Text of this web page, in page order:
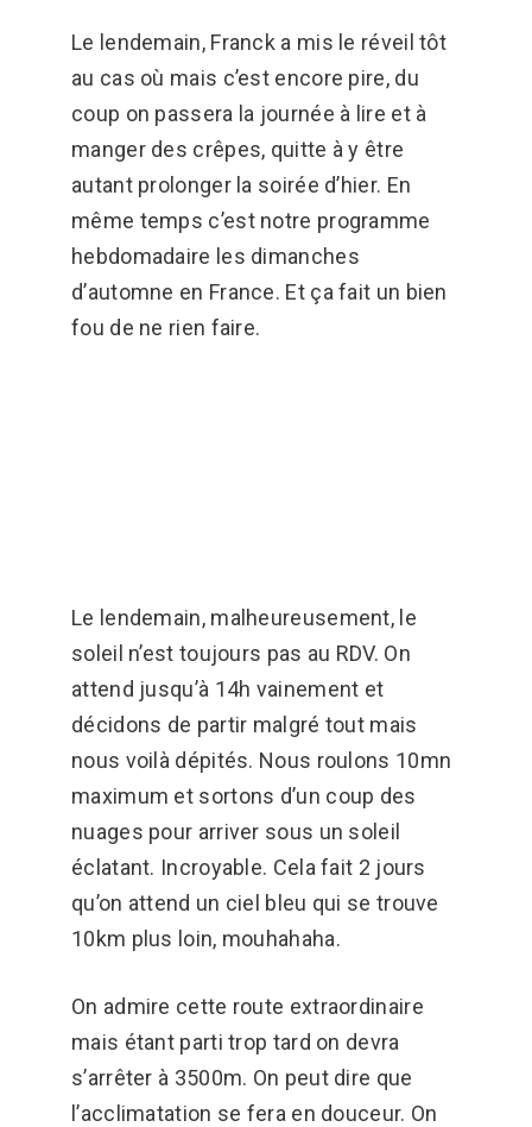
Le lendemain, Franck a mis le réveil tôt
au cas où mais c’est encore pire, du
coup on passera la journée à lire et à
manger des crêpes, quitte à y être
autant prolonger la soirée d’hier. En
même temps c’est notre programme
hebdomadaire les dimanches
d’automne en France. Et ça fait un bien
fou de ne rien faire.
Le lendemain, malheureusement, le
soleil n’est toujours pas au RDV. On
attend jusqu’à 14h vainement et
décidons de partir malgré tout mais
nous voilà dépités. Nous roulons 10mn
maximum et sortons d’un coup des
nuages pour arriver sous un soleil
éclatant. Incroyable. Cela fait 2 jours
qu’on attend un ciel bleu qui se trouve
10km plus loin, mouhahaha.
On admire cette route extraordinaire
mais étant parti trop tard on devra
s’arrêter à 3500m. On peut dire que
l’acclimatation se fera en douceur. On